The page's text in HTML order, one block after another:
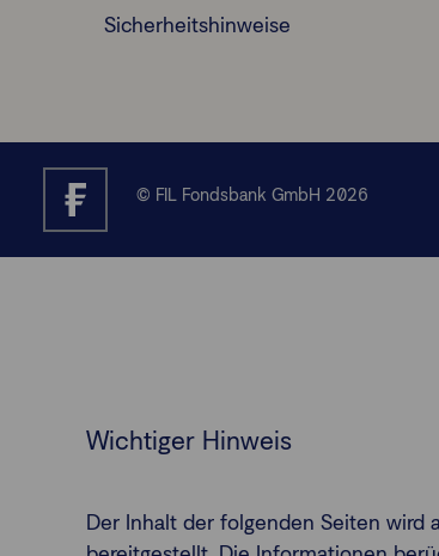
Sicherheitshinweise
© FIL Fondsbank GmbH 2026
Wichtiger Hinweis
Der Inhalt der folgenden Seiten wird